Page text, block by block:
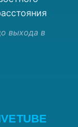
выхода в